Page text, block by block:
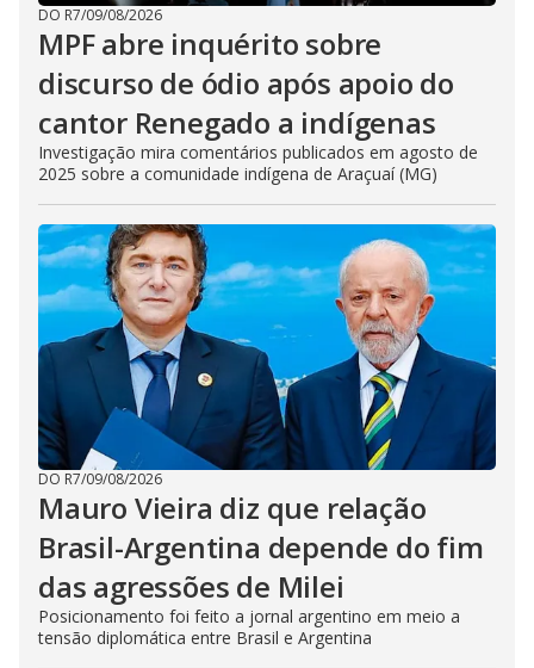
DO R7/09/08/2026
MPF abre inquérito sobre
discurso de ódio após apoio do
cantor Renegado a indígenas
Investigação mira comentários publicados em agosto de
2025 sobre a comunidade indígena de Araçuaí (MG)
DO R7/09/08/2026
Mauro Vieira diz que relação
Brasil-Argentina depende do fim
das agressões de Milei
Posicionamento foi feito a jornal argentino em meio a
tensão diplomática entre Brasil e Argentina